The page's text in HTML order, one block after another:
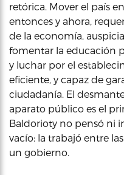
retórica. Mover el país
entonces y ahora,
de la economía,
fomentar la educación
y luchar por el
eficiente, y capaz de
ciudadanía. El
aparato público es el
Baldorioty no pensó ni
vacío: la trabajó entre
un gobierno.